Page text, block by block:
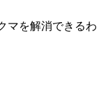
マを解消できるわ